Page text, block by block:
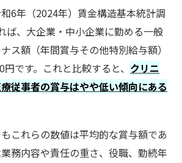
6年（2024年）賃金構造基本統計調
、大企業・中小企業に勤める一般
ス額（年間賞与その他特別給与額）
です。これと比較すると、 クリニ
従事者の賞与はやや低い傾向にある
これらの数値は平均的な賞与額であ
務内容や責任の重さ、役職、勤続年